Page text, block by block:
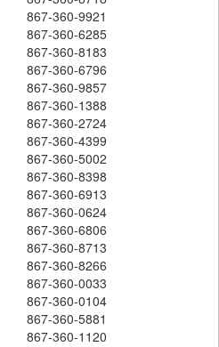
867-360-9921
867-360-6285
867-360-8183
867-360-6796
867-360-9857
867-360-1388
867-360-2724
867-360-4399
867-360-5002
867-360-8398
867-360-6913
867-360-0624
867-360-6806
867-360-8713
867-360-8266
867-360-0033
867-360-0104
867-360-5881
867-360-1120